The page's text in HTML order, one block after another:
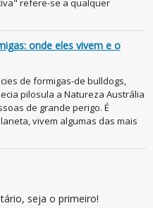
refere-se a qualquer
onde eles vivem e o
de formigas-de bulldogs,
pilosula a Natureza Austrália
de grande perigo. É
vivem algumas das mais
seja o primeiro!